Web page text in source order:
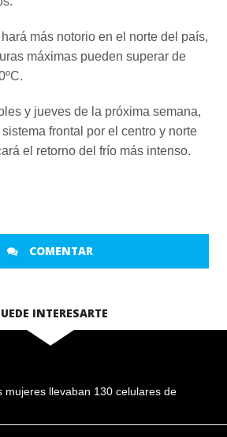
más notorio en el norte del país,
máximas pueden superar de
y jueves de la próxima semana,
frontal por el centro y norte
el retorno del frío más intenso.
COMENTAR
INTERESARTE
mujeres llevaban 130 celulares de